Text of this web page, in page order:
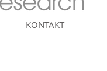
KONTAKT